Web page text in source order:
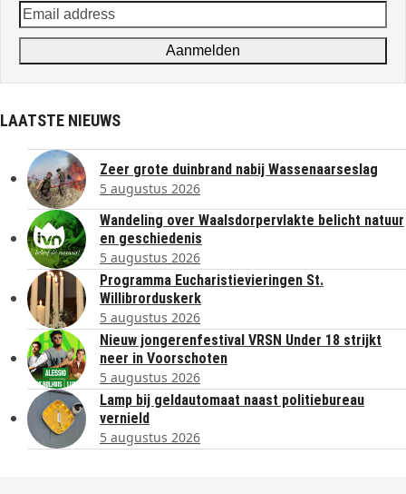
Email
address
Aanmelden
LAATSTE NIEUWS
Zeer grote duinbrand nabij Wassenaarseslag
5 augustus 2026
Wandeling over Waalsdorpervlakte belicht natuur
en geschiedenis
5 augustus 2026
Programma Eucharistievieringen St.
Willibrorduskerk
5 augustus 2026
Nieuw jongerenfestival VRSN Under 18 strijkt
neer in Voorschoten
5 augustus 2026
Lamp bij geldautomaat naast politiebureau
vernield
5 augustus 2026